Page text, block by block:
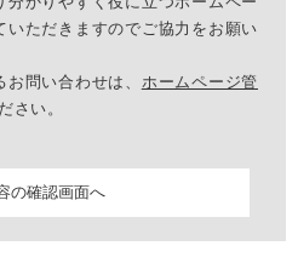
いただきますのでご協力をお願い
問い合わせは、 ホームページ管
さい。